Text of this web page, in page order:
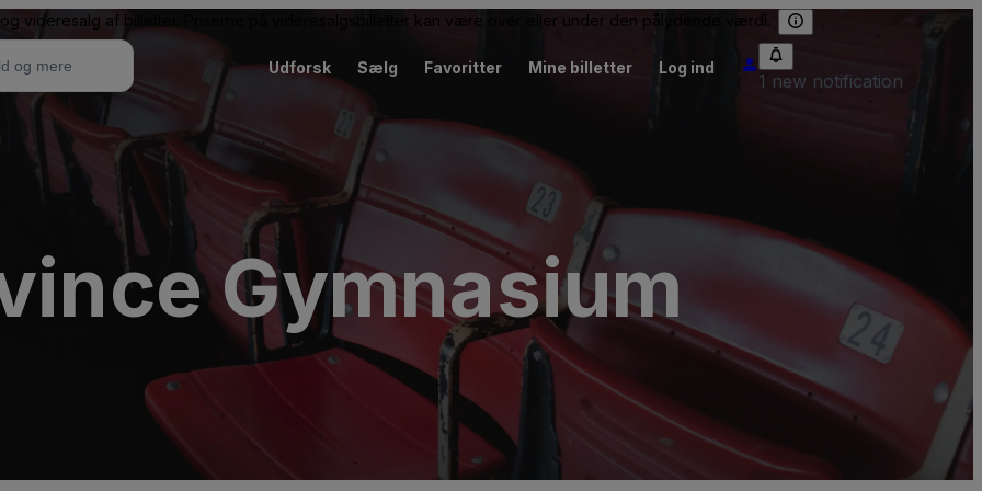
videresalg af billetter. Priserne på videresalgsbilletter kan være over eller under den pålydende værdi.
Udforsk Sælg Favoritter Mine billetter Log ind
1 new notification
Gymnasium